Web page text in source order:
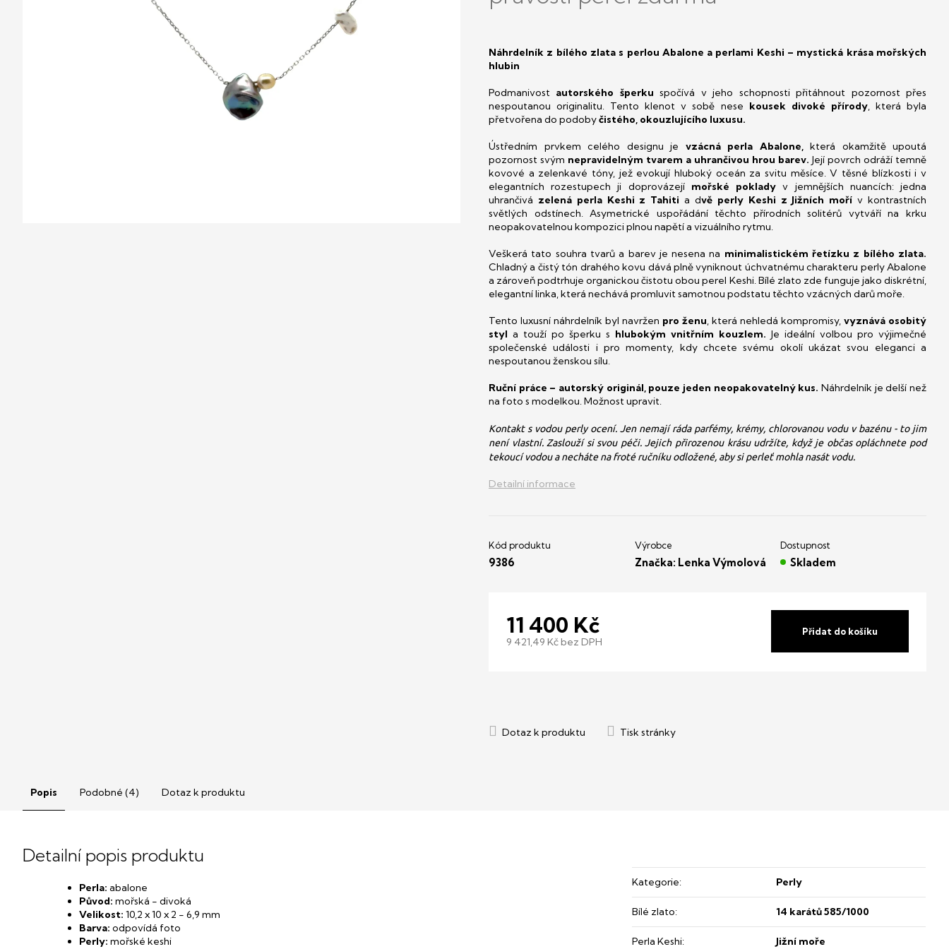
11 400 Kč
9 421,49 Kč bez DPH
Přidat do košíku
Náhrdelník z bílého zlata s perlou Abalone a perlami Keshi – mystická krása mořských
hlubin
Podmanivost autorského šperku spočívá v jeho schopnosti přitáhnout pozornost přes
nespoutanou originalitu. Tento klenot v sobě nese kousek divoké přírody, která byla
přetvořena do podobyčistého, okouzlujícího luxusu.
Ústředním prvkem celého designu je vzácná perla Abalone,která okamžitě upoutá
pozornost svým nepravidelným tvarem a uhrančivou hrou barev. Její povrch odráží temně
kovové a zelenkavé tóny, jež evokují hluboký oceán za svitu měsíce. V těsné blízkosti i v
elegantních rozestupech ji doprovázejí mořské poklady v jemnějších nuancích: jedna
uhrančivá zelená perla Keshi z Tahiti a dvě perly Keshi z Jižních moří v kontrastních
světlých odstínech. Asymetrické uspořádání těchto přírodních solitérů vytváří na krku
neopakovatelnou kompozici plnou napětí a vizuálního rytmu.
Veškerá tato souhra tvarů a barev je nesena na minimalistickém řetízku z bílého zlata.
Chladný a čistý tón drahého kovu dává plně vyniknout úchvatnému charakteru perly Abalone
a zároveň podtrhuje organickou čistotu obou perel Keshi. Bílé zlato zde funguje jako diskrétní,
elegantní linka, která nechává promluvit samotnou podstatu těchto vzácných darů moře.
Tento luxusní náhrdelník byl navržen pro ženu, která nehledá kompromisy, vyznává osobitý
styl a touží po šperku s hlubokým vnitřním kouzlem. Je ideální volbou pro výjimečné
společenské události i pro momenty, kdy chcete svému okolí ukázat svou eleganci a
nespoutanou ženskou sílu.
Ruční práce – autorský originál, pouze jeden neopakovatelný kus. Náhrdelník je delší než
na foto s modelkou. Možnost upravit.
Kontakt s vodou perly ocení. Jen nemají ráda parfémy, krémy, chlorovanou vodu v bazénu - to jim
není vlastní. Zaslouží si svou péči. Jejich přirozenou krásu udržíte, když je občas opláchnete pod
tekoucí vodou a necháte na froté ručníku odložené, aby si perleť mohla nasát vodu.
Detailní informace
9386 Značka: Lenka Výmolová Skladem
Popis Podobné (4) Dotaz k produktu
Detailní popis produktu
Perla: abalone
Původ: mořská - divoká
Velikost: 10,2 x 10 x 2 - 6,9 mm
Barva: odpovídá foto
Perly: mořské keshi
Kategorie: Perly
Bílé zlato: 14 karátů 585/1000
Perla Keshi: Jižní moře